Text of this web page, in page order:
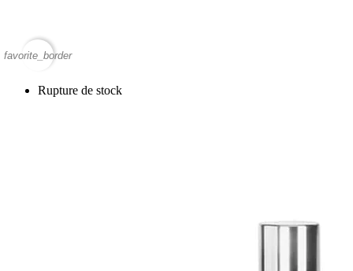
favorite_border
Rupture de stock